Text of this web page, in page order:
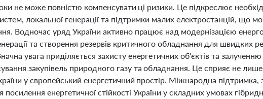
не може повністю компенсувати ці ризики. Це підкреслює
локальної генерації та підтримки малих електростанцій, що
Водночас уряд України активно працює над модернізацією
та створення резервів критичного обладнання для швидких
увага приділяється захисту енергетичних об'єктів та
закупівель природного газу та обладнання. Це сприяє не
у європейський енергетичний простір. Міжнародна підтримка,
енергетичної стійкості України у складних умовах